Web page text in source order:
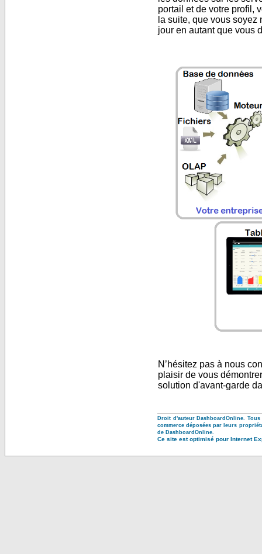
portail et de votre profil,
la suite, que vous soyez
jour en autant que vous
N’hésitez pas à nous
plaisir de vous
solution d'avant-garde
Droit d'auteur DashboardOnline.
commerce déposées par leurs
de DashboardOnline.
Ce site est optimisé pour Internet